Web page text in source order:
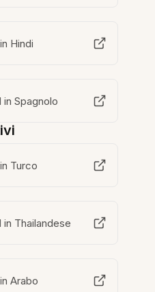
Hindi
Spagnolo
Turco
Thailandese
Arabo